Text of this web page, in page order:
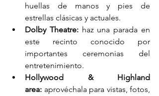
huellas de manos y pies de
estrellas clásicas y actuales.
Dolby Theatre: haz una parada en
este recinto conocido por
importantes ceremonias del
entretenimiento.
Hollywood & Highland
area: aprovéchala para vistas, fotos,